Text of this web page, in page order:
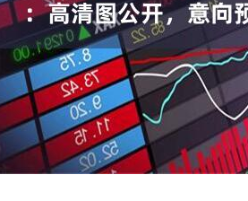
3940.04 39.68 1.02%